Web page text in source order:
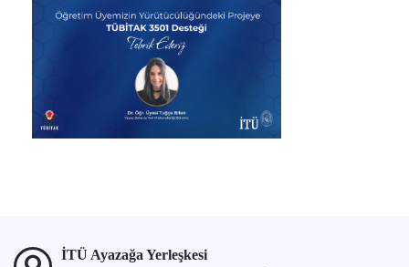
İTÜ Ayazağa Yerleşkesi